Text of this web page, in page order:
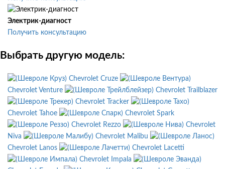
Электрик-диагност
Получить консультацию
Выбрать другую модель:
Chevrolet Cruze
Chevrolet Venture
Chevrolet Trailblazer
Chevrolet Tracker
Chevrolet Tahoe
Chevrolet Spark
Chevrolet Rezzo
Chevrolet
Niva
Chevrolet Malibu
Chevrolet Lanos
Chevrolet Lacetti
Chevrolet Impala